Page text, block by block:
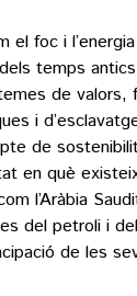
el foc i
temps
de valors,
i
de
en què
l’Aràbia
del petroli i
de les